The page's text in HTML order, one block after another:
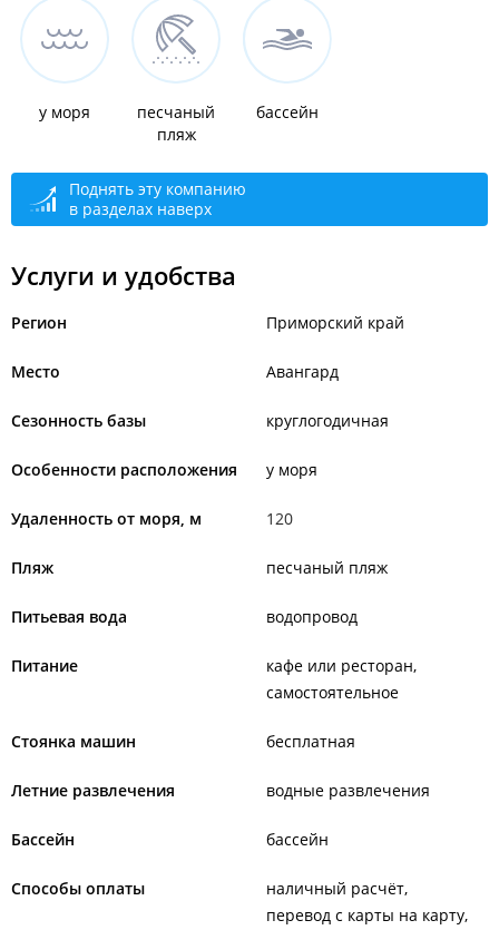
у моря
песчаный
пляж
бассейн
Поднять эту компанию
в разделах наверх
Услуги и удобства
Регион Приморский край
Место Авангард
Сезонность базы круглогодичная
Особенности расположения у моря
Удаленность от моря, м 120
Пляж песчаный пляж
Питьевая вода водопровод
Питание
кафе или ресторан
самостоятельное
Стоянка машин бесплатная
Летние развлечения водные развлечения
Бассейн бассейн
Способы оплаты
наличный расчёт
перевод с карты на карту